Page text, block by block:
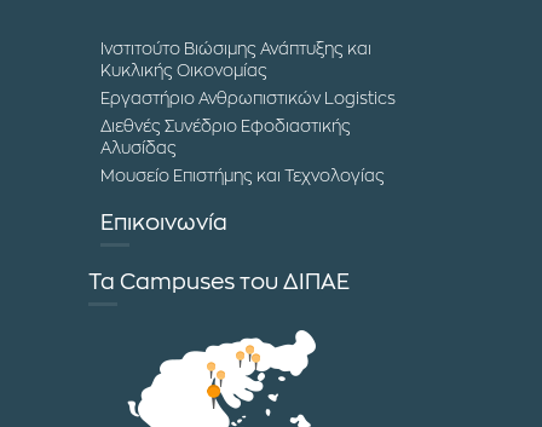
Ινστιτούτο Βιώσιμης Ανάπτυξης και
Κυκλικής Οικονομίας
Εργαστήριο Ανθρωπιστικών Logistics
Διεθνές Συνέδριο Εφοδιαστικής
Αλυσίδας
Μουσείο Επιστήμης και Τεχνολογίας
Επικοινωνία
Τα Campuses του ΔΙΠΑΕ